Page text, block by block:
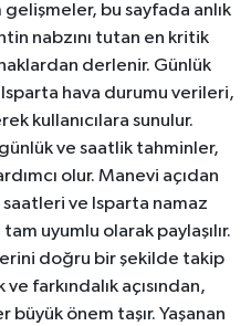
bu sayfada anlık
nabzını tutan en kritik
derlenir. Günlük
hava durumu verileri,
kullanıcılara sunulur.
ve saatlik tahminler,
olur. Manevi açıdan
ve Isparta namaz
uyumlu olarak paylaşılır.
doğru bir şekilde takip
farkındalık açısından,
önem taşır. Yaşanan